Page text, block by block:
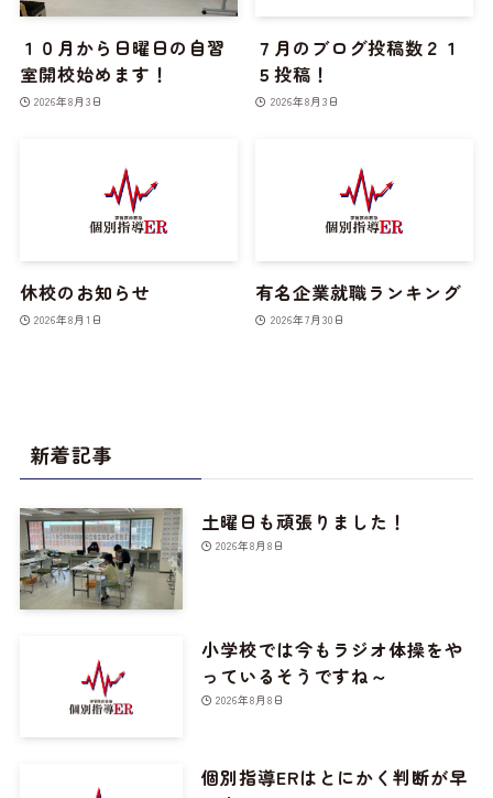
１０月から日曜日の自習
室開校始めます！
2026年8月3日
７月のブログ投稿数２１
５投稿！
2026年8月3日
休校のお知らせ
2026年8月1日
有名企業就職ランキング
2026年7月30日
新着記事
土曜日も頑張りました！
2026年8月8日
小学校では今もラジオ体操をや
っているそうですね～
2026年8月8日
個別指導ERはとにかく判断が早